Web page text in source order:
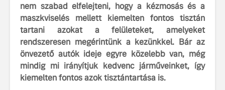
nem szabad elfelejteni, hogy a kézmosás és a
maszkviselés mellett kiemelten fontos tisztán
tartani azokat a felületeket, amelyeket
rendszeresen megérintünk a kezünkkel. Bár az
önvezető autók ideje egyre közelebb van, még
mindig mi irányítjuk kedvenc járműveinket, így
kiemelten fontos azok tisztántartása is.
Volvo élmények a
Lajvér Pikniken
Milliók számára lett
elérhető a Volvo
Car UX élmény
A Volvo
bemutatja
gondosan
amelynek